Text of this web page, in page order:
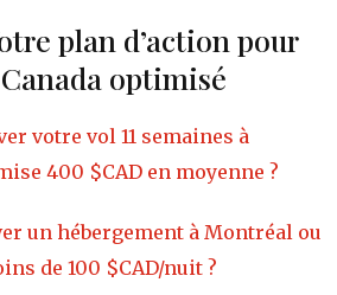
plan d’action pour
optimisé
votre vol 11 semaines à
400 $CAD en moyenne ?
un hébergement à Montréal ou
de 100 $CAD/nuit ?